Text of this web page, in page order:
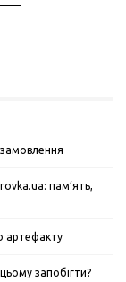
пам’ять,
артефакту
запобігти?